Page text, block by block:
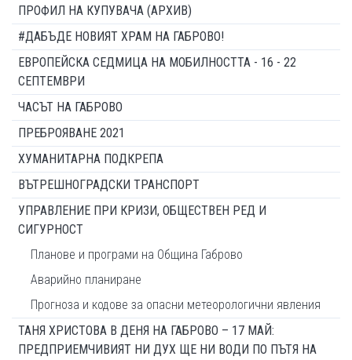
ПРОФИЛ НА КУПУВАЧА (АРХИВ)
#ДАБЪДЕ НОВИЯТ ХРАМ НА ГАБРОВО!
ЕВРОПЕЙСКА СЕДМИЦА НА МОБИЛНОСТТА - 16 - 22
СЕПТЕМВРИ
ЧАСЪТ НА ГАБРОВО
ПРЕБРОЯВАНЕ 2021
ХУМАНИТАРНА ПОДКРЕПА
ВЪТРЕШНОГРАДСКИ ТРАНСПОРТ
УПРАВЛЕНИЕ ПРИ КРИЗИ, ОБЩЕСТВЕН РЕД И
СИГУРНОСТ
Планове и програми на Община Габрово
Аварийно планиране
Прогноза и кодове за опасни метеорологични явления
ТАНЯ ХРИСТОВА В ДЕНЯ НА ГАБРОВО – 17 МАЙ:
ПРЕДПРИЕМЧИВИЯТ НИ ДУХ ЩЕ НИ ВОДИ ПО ПЪТЯ НА